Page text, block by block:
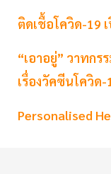
ติดเชื้อโควิด-19
“เอาอยู่” วาทกร
เรื่องวัคซีนโควิด-
Personalised